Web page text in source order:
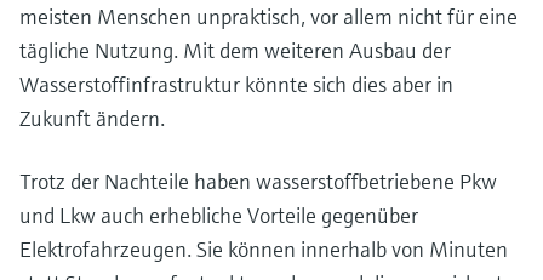
meisten Menschen unpraktisch, vor allem nicht für eine
tägliche Nutzung. Mit dem weiteren Ausbau der
Wasserstoffinfrastruktur könnte sich dies aber in
Zukunft ändern.
Trotz der Nachteile haben wasserstoffbetriebene Pkw
und Lkw auch erhebliche Vorteile gegenüber
Elektrofahrzeugen. Sie können innerhalb von Minuten